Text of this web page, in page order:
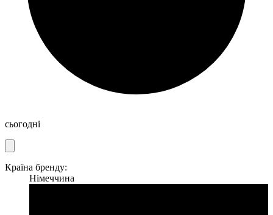
сьогодні
Країна бренду:
Німеччина